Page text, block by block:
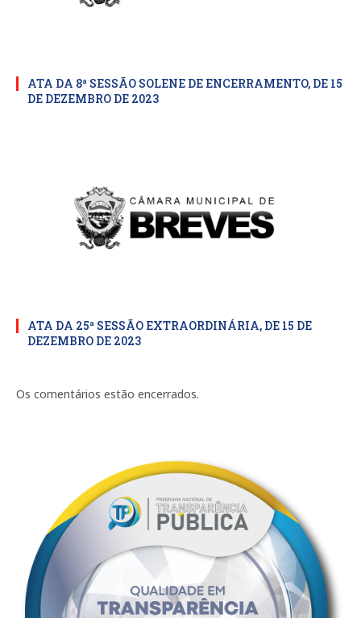
ATA DA 8ª SESSÃO SOLENE DE ENCERRAMENTO, DE 15
DE DEZEMBRO DE 2023
ATA DA 25ª SESSÃO EXTRAORDINÁRIA, DE 15 DE
DEZEMBRO DE 2023
Os comentários estão encerrados.